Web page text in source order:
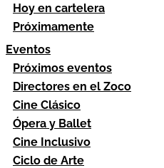
Hoy en cartelera
Próximamente
Eventos
Próximos eventos
Directores en el Zoco
Cine Clásico
Ópera y Ballet
Cine Inclusivo
Ciclo de Arte